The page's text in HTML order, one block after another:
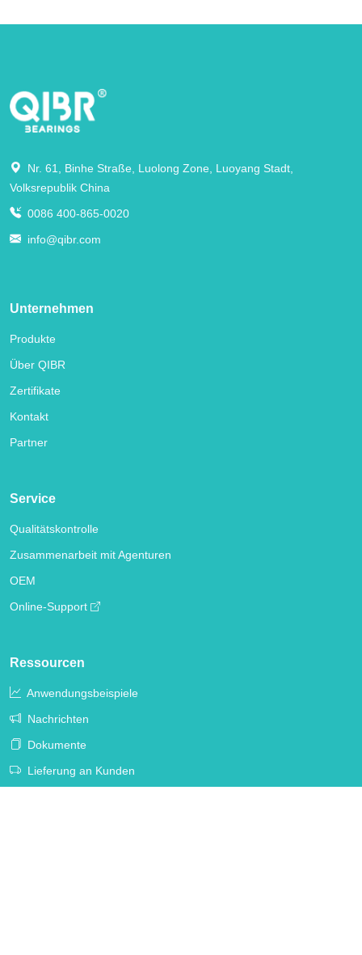
Nr. 61, Binhe Straße, Luolong Zone, Luoyang Stadt,
Volksrepublik China
0086 400-865-0020
info@qibr.com
Unternehmen
Produkte
Über QIBR
Zertifikate
Kontakt
Partner
Service
Qualitätskontrolle
Zusammenarbeit mit Agenturen
OEM
Online-Support
Ressourcen
Anwendungsbeispiele
Nachrichten
Dokumente
Lieferung an Kunden